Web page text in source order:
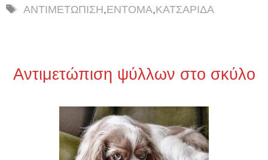
Ετικέτες
ΑΝΤΙΜΕΤΩΠΙΣΗ,ΕΝΤΟΜΑ,ΚΑΤΣΑΡΙΔΑ
Αντιμετώπιση ψύλλων στο σκύλο